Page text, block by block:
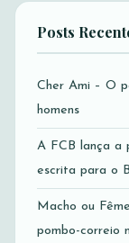
Posts
Cher Ami – O
homens
A FCB lança a
escrita para o
Macho ou
pombo-correio